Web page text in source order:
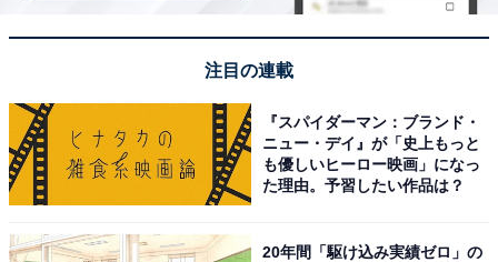
1位には、ACEesに所属する浮所飛貴さんが選ばれまし
ダチゲームR4』（テレビ朝日系）や映画『胸が鳴るのは
君のせい』、『モエカレはオレンジ色』などに出演。
2026年7月からは『夏色の雲が恋と嵐をまきおこす』
役を演じています。
注目の連載
『スパイダーマン：ブランド・
ニュー・デイ』が「史上もっと
も優しいヒーロー映画」になっ
た理由。予習したい作品は？
20年間「駆け込み実績ゼロ」の